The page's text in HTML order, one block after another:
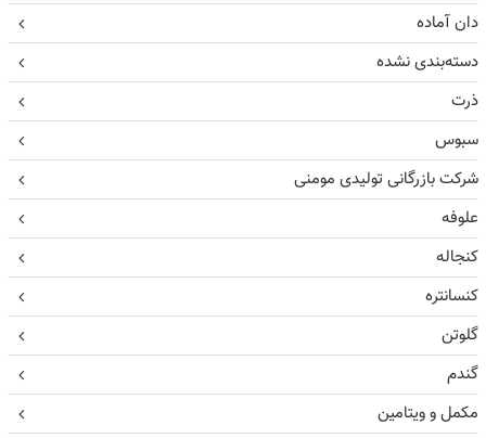
دان آماده
دسته‌بندی نشده
ذرت
سبوس
شرکت بازرگانی تولیدی مومنی
علوفه
کنجاله
کنسانتره
گلوتن
گندم
مکمل و ویتامین